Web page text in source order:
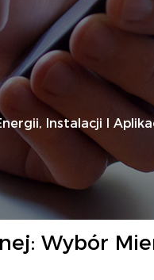
Instalacji I
Wybór